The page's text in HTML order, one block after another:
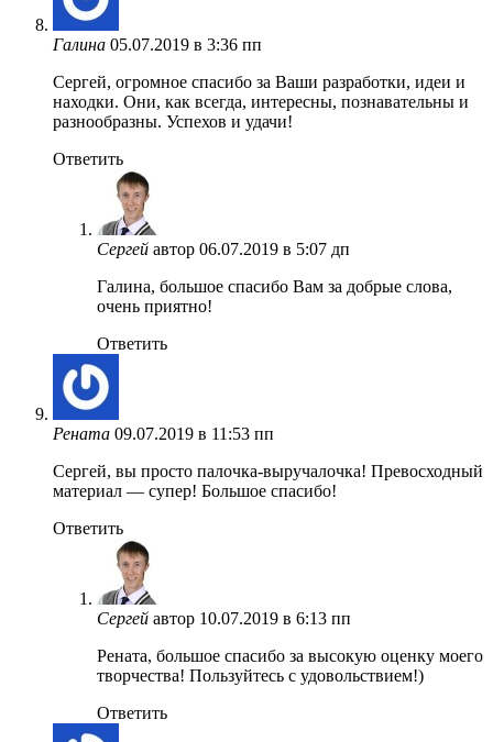
Галина 05.07.2019 в 3:36 пп
Сергей, огромное спасибо за Ваши разработки, идеи и
находки. Они, как всегда, интересны, познавательны и
разнообразны. Успехов и удачи!
Ответить
Сергей автор 06.07.2019 в 5:07 дп
Галина, большое спасибо Вам за добрые слова,
очень приятно!
Ответить
Рената 09.07.2019 в 11:53 пп
Сергей, вы просто палочка-выручалочка! Превосходный
материал — супер! Большое спасибо!
Ответить
Сергей автор 10.07.2019 в 6:13 пп
Рената, большое спасибо за высокую оценку моего
творчества! Пользуйтесь с удовольствием!)
Ответить